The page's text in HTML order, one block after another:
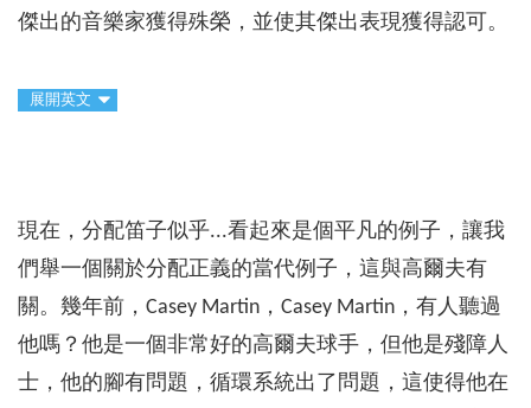
傑出的音樂家獲得殊榮，並使其傑出表現獲得認可。
展開英文
現在，分配笛子似乎...看起來是個平凡的例子，讓我
們舉一個關於分配正義的當代例子，這與高爾夫有
關。幾年前，Casey Martin，Casey Martin，有人聽過
他嗎？他是一個非常好的高爾夫球手，但他是殘障人
士，他的腳有問題，循環系統出了問題，這使得他在